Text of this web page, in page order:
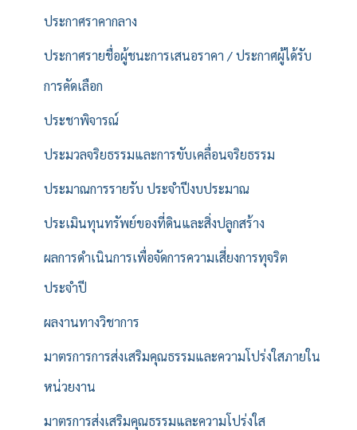
ประกาศราคากลาง
ประกาศรายชื่อผู้ชนะการเสนอราคา / ประกาศผู้ได้รับ
การคัดเลือก
ประชาพิจารณ์
ประมวลจริยธรรมและการขับเคลื่อนจริยธรรม
ประมาณการรายรับ ประจำปีงบประมาณ
ประเมินทุนทรัพย์ของที่ดินและสิ่งปลูกสร้าง
ผลการดำเนินการเพื่อจัดการความเสี่ยงการทุจริต
ประจำปี
ผลงานทางวิชาการ
มาตรการการส่งเสริมคุณธรรมและความโปร่งใสภายใน
หน่วยงาน
มาตรการส่งเสริมคุณธรรมและความโปร่งใส